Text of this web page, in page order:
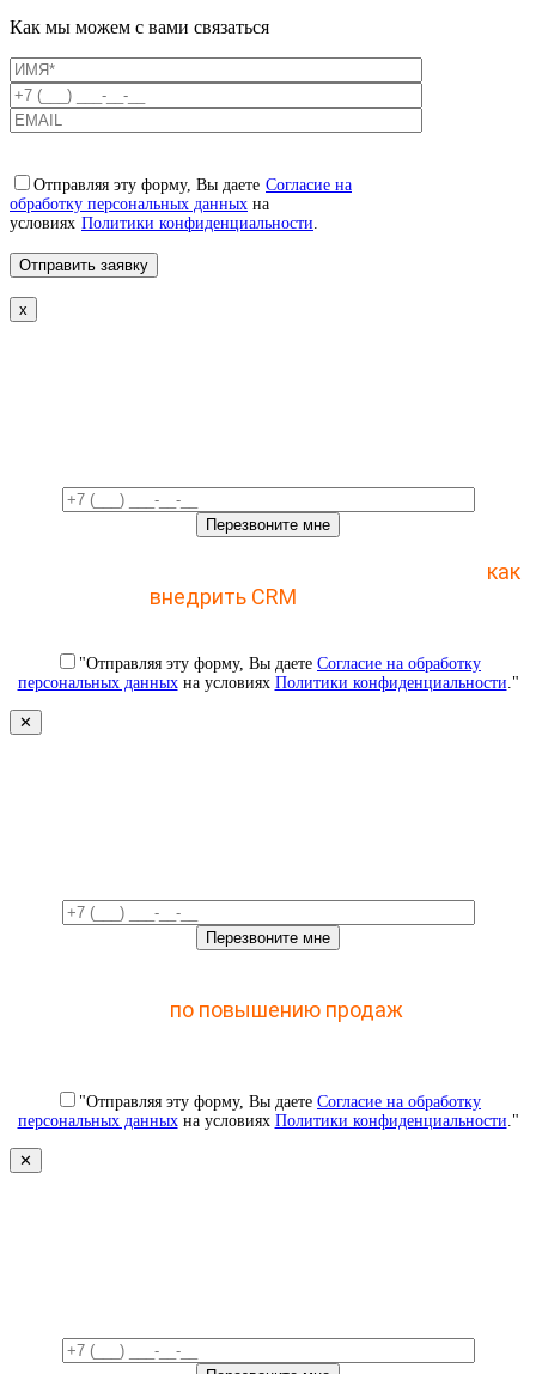
Как мы можем с вами связаться
Отправляя эту форму, Вы даете Согласие на
обработку персональных данных на
условиях Политики конфиденциальности
x
как
внедрить CRM
"Отправляя эту форму, Вы даете Согласие на обработку
персональных данныхна условиях Политики конфиденциальности ."
✕
по повышению продаж
"Отправляя эту форму, Вы даете Согласие на обработку
персональных данныхна условиях Политики конфиденциальности ."
✕